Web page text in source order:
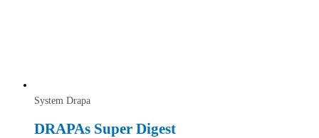
System Drapa
DRAPAs Super Digest